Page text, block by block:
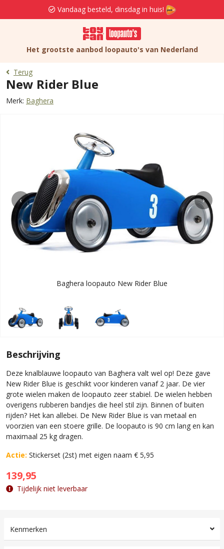
Vandaag besteld, dinsdag in huis!
Het grootste aanbod loopauto's van Nederland
Terug
New Rider Blue
Merk: Baghera
‹ ›
Baghera loopauto New Rider Blue
Beschrijving
Deze knalblauwe loopauto van Baghera valt wel op! Deze gave
New Rider Blue is geschikt voor kinderen vanaf 2 jaar. De vier
grote wielen maken de loopauto zeer stabiel. De wielen hebben
overigens rubberen bandjes die heel stil zijn. Binnen of buiten
rijden? Het kan allebei. De New Rider Blue is van metaal en
voorzien van een stoere grille. De loopauto is 90 cm lang en kan
maximaal 25 kg dragen.
Actie: Stickerset (2st) met eigen naam € 5,95
139,95
Tijdelijk niet leverbaar
Kenmerken